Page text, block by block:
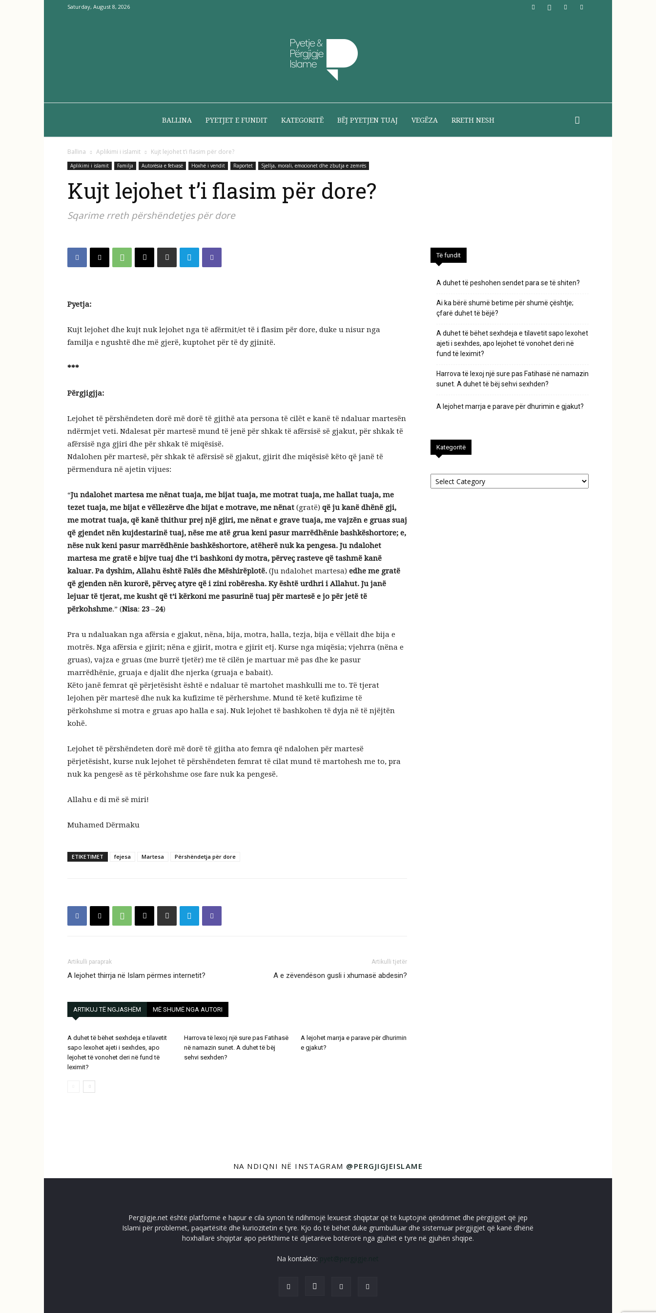
Saturday, August 8, 2026
islame
BALLINA PYETJET E FUNDIT KATEGORITË BËJ PYETJEN TUAJ VEGËZA RRETH NESH
Ballina Aplikimi i islamit Kujt lejohet t’i flasim për dore?
Aplikimi i islamit Familja Autorësia e fetvasë Hoxhë i vendit Raportet Sjellja, morali, emocionet dhe zbutja e zemrës
Kujt lejohet t’i flasim për dore?
Sqarime rreth përshëndetjes për dore
Pyetja:
Kujt lejohet dhe kujt nuk lejohet nga të afërmit/et të i flasim për dore, duke u nisur nga
familja e ngushtë dhe më gjerë, kuptohet për të dy gjinitë.
***
Përgjigjja:
Lejohet të përshëndeten dorë më dorë të gjithë ata persona të cilët e kanë të ndaluar martesën
ndërmjet veti. Ndalesat për martesë mund të jenë për shkak të afërsisë së gjakut, për shkak të
afërsisë nga gjiri dhe për shkak të miqësisë.
Ndalohen për martesë, për shkak të afërsisë së gjakut, gjirit dhe miqësisë këto që janë të
përmendura në ajetin vijues:
“Ju ndalohet martesa me nënat tuaja, me bijat tuaja, me motrat tuaja, me hallat tuaja, me
tezet tuaja, me bijat e vëllezërve dhe bijat e motrave, me nënat (gratë) që ju kanë dhënë gji,
me motrat tuaja, që kanë thithur prej një gjiri, me nënat e grave tuaja, me vajzën e gruas suaj
që gjendet nën kujdestarinë tuaj, nëse me atë grua keni pasur marrëdhënie bashkëshortore; e,
nëse nuk keni pasur marrëdhënie bashkëshortore, atëherë nuk ka pengesa. Ju ndalohet
martesa me gratë e bijve tuaj dhe t’i bashkoni dy motra, përveç rasteve që tashmë kanë
kaluar. Pa dyshim, Allahu është Falës dhe Mëshirëplotë. (Ju ndalohet martesa) edhe me gratë
që gjenden nën kurorë, përveç atyre që i zini robëresha. Ky është urdhri i Allahut. Ju janë
lejuar të tjerat, me kusht që t’i kërkoni me pasurinë tuaj për martesë e jo për jetë të
përkohshme.” (Nisa: 23 –24)
Pra u ndaluakan nga afërsia e gjakut, nëna, bija, motra, halla, tezja, bija e vëllait dhe bija e
motrës. Nga afërsia e gjirit; nëna e gjirit, motra e gjirit etj. Kurse nga miqësia; vjehrra (nëna e
gruas), vajza e gruas (me burrë tjetër) me të cilën je martuar më pas dhe ke pasur
marrëdhënie, gruaja e djalit dhe njerka (gruaja e babait).
Këto janë femrat që përjetësisht është e ndaluar të martohet mashkulli me to. Të tjerat
lejohen për martesë dhe nuk ka kufizime të përhershme. Mund të ketë kufizime të
përkohshme si motra e gruas apo halla e saj. Nuk lejohet të bashkohen të dyja në të njëjtën
kohë.
Lejohet të përshëndeten dorë më dorë të gjitha ato femra që ndalohen për martesë
përjetësisht, kurse nuk lejohet të përshëndeten femrat të cilat mund të martohesh me to, pra
nuk ka pengesë as të përkohshme ose fare nuk ka pengesë.
Allahu e di më së miri!
Muhamed Dërmaku
ETIKETIMET fejesa Martesa Përshëndetja për dore
Artikulli paraprak
A lejohet thirrja në Islam përmes internetit?
Artikulli tjetër
A e zëvendëson gusli i xhumasë abdesin?
ARTIKUJ TË NGJASHËM MË SHUMË NGA AUTORI
A duhet të bëhet sexhdeja e tilavetit
sapo lexohet ajeti i sexhdes, apo
lejohet të vonohet deri në fund të
leximit?
Harrova të lexoj një sure pas Fatihasë
në namazin sunet. A duhet të bëj
sehvi sexhden?
A lejohet marrja e parave për dhurimin
e gjakut?
Të fundit
A duhet të peshohen sendet para se të shiten?
Ai ka bërë shumë betime për shumë çështje;
çfarë duhet të bëjë?
A duhet të bëhet sexhdeja e tilavetit sapo lexohet
ajeti i sexhdes, apo lejohet të vonohet deri në
fund të leximit?
Harrova të lexoj një sure pas Fatihasë në namazin
sunet. A duhet të bëj sehvi sexhden?
A lejohet marrja e parave për dhurimin e gjakut?
Kategoritë
Kategoritë
NA NDIQNI NË INSTAGRAM @PERGJIGJEISLAME
Pergjigje.net është platformë e hapur e cila synon të ndihmojë lexuesit shqiptar që të kuptojnë qëndrimet dhe përgjigjet që jep
Islami për problemet, paqartësitë dhe kuriozitetin e tyre. Kjo do të bëhet duke grumbulluar dhe sistemuar përgjigjet që kanë dhënë
hoxhallarë shqiptar apo përkthime të dijetarëve botërorë nga gjuhët e tyre në gjuhën shqipe.
Na kontakto: